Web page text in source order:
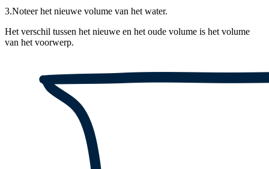
3.Noteer het nieuwe volume van het water.
Het verschil tussen het nieuwe en het oude volume is het volume
van het voorwerp.